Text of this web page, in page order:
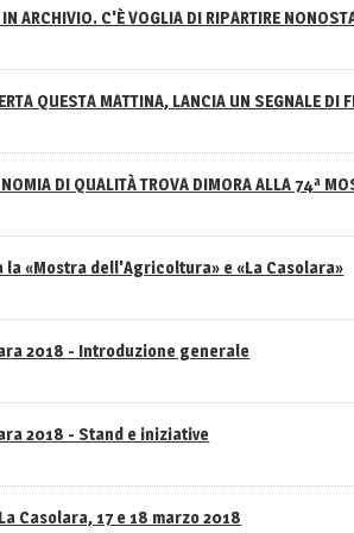
ARCHIVIO. C'È VOGLIA DI RIPARTIRE
QUESTA MATTINA, LANCIA UN SEGNALE DI
DI QUALITÀ TROVA DIMORA ALLA 74ª
«Mostra dell'Agricoltura» e «La Casolara»
2018 - Introduzione generale
2018 - Stand e iniziative
Casolara, 17 e 18 marzo 2018